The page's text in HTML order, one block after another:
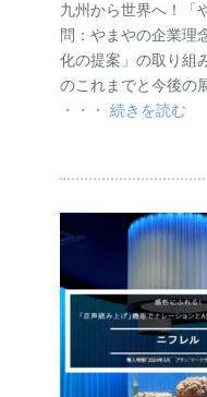
九州から世界へ！「
問：やまやの企業理
化の提案」の取り組
のこれまでと今後の
・・・ 続きを読む